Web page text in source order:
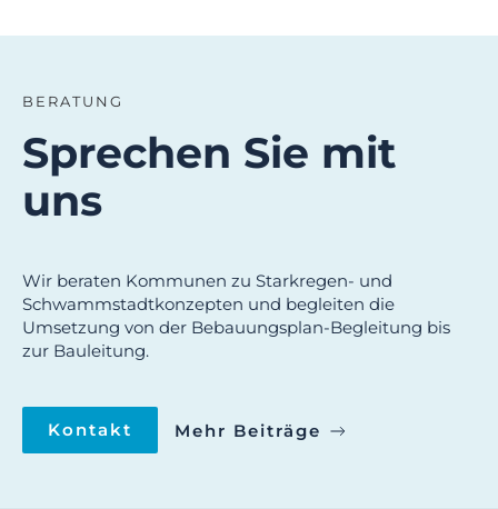
BERATUNG
Sprechen Sie mit
uns
Wir beraten Kommunen zu Starkregen- und
Schwammstadtkonzepten und begleiten die
Umsetzung von der Bebauungsplan-Begleitung bis
zur Bauleitung.
Kontakt Mehr Beiträge